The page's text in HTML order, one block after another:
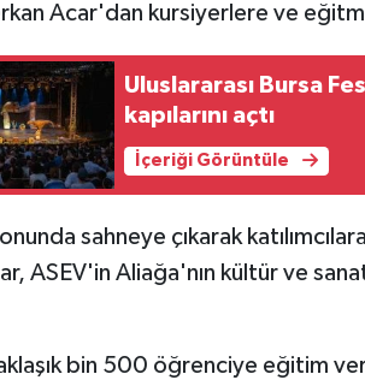
Acar'dan kursiyerlere ve
Uluslararası Bursa
kapılarını açtı
İçeriği Görüntüle
sahneye çıkarak
ASEV'in Aliağa'nın kültür ve
bin 500 öğrenciye eğitim